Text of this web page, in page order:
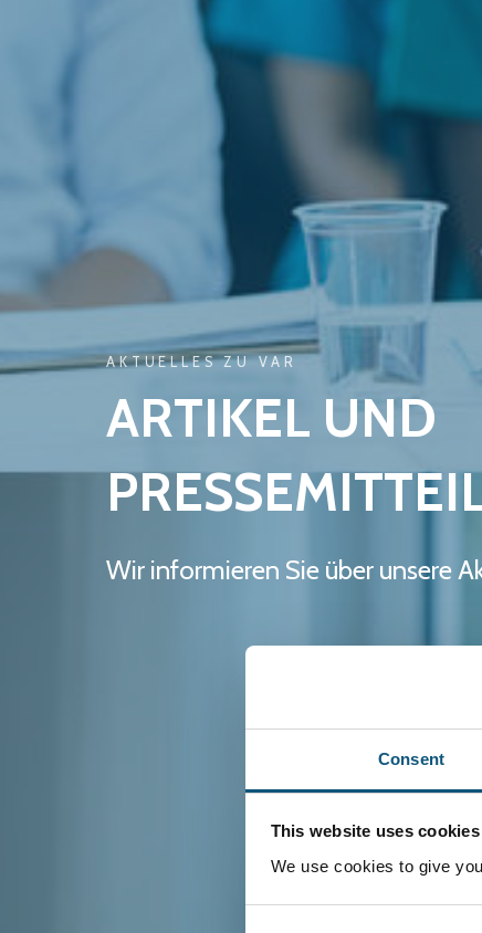
Consent
This website uses cookies
We use cookies to give
AKTUELLES ZU VAR
ARTIKEL UND
Wir informieren Sie über unsere